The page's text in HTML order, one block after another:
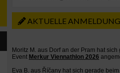
AKTUELLE